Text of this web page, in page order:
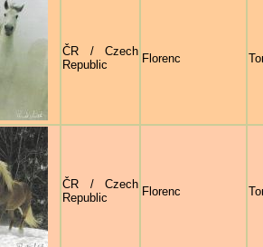
ČR / Czech
Republic
Florenc
ČR / Czech
Republic
Florenc